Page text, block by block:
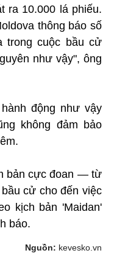
ra 10.000 lá phiếu.
thông báo số
trong cuộc bầu cử
như vậy", ông
động như vậy
không đảm bảo
bản cực đoan — từ
cử cho đến việc
kịch bản 'Maidan'
báo.
Nguồn: kevesko.vn